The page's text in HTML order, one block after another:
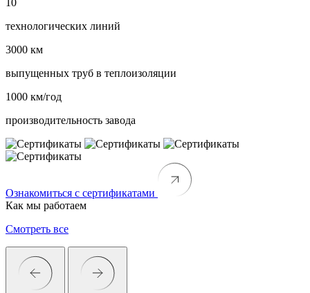
10
технологических линий
3000 км
выпущенных труб в теплоизоляции
1000 км/год
производительность завода
Ознакомиться с сертификатами
Как мы работаем
Смотреть все